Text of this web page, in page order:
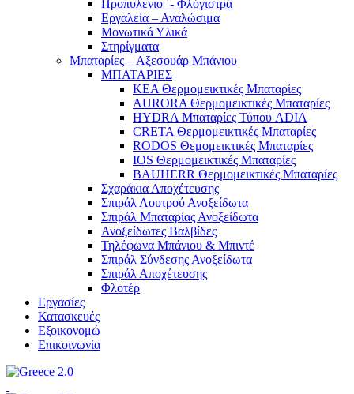
Προπυλένιο ΄- Φλόγιστρα
Εργαλεία – Αναλώσιμα
Μονωτικά Υλικά
Στηρίγματα
Μπαταρίες – Αξεσουάρ Μπάνιου
ΜΠΑΤΑΡΙΕΣ
KEA Θερμομεικτικές Μπαταρίες
AURORA Θερμομεικτικές Μπαταρίες
HYDRA Μπαταρίες Τύπου ADIA
CRETA Θερμομεικτικές Μπαταρίες
RODOS Θεμομεικτικές Μπαταρίες
IOS Θερμομεικτικές Μπαταρίες
BAUHERR Θερμομεικτικές Μπαταρίες
Σχαράκια Αποχέτευσης
Σπιράλ Λουτρού Ανοξείδωτα
Σπιράλ Μπαταρίας Ανοξείδωτα
Ανοξείδωτες Βαλβίδες
Τηλέφωνα Μπάνιου & Μπιντέ
Σπιράλ Σύνδεσης Ανοξείδωτα
Σπιράλ Αποχέτευσης
Φλοτέρ
Εργασίες
Κατασκευές
Εξοικονομώ
Επικοινωνία